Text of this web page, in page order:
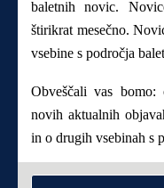
baletnih novic.
štirikrat mesečno.
vsebine s področja
Obveščali vas
novih aktualnih
in o drugih vsebinah s